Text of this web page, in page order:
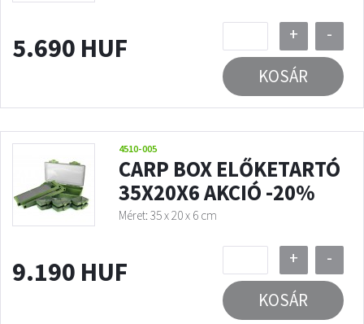
5.690 HUF +
-
KOSÁR
4510-005
CARP BOX ELŐKETARTÓ
35X20X6 AKCIÓ -20%
Méret: 35 x 20 x 6 cm
9.190 HUF +
-
KOSÁR